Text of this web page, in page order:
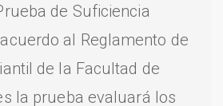
de Suficiencia
al Reglamento de
de la Facultad de
la prueba evaluará los